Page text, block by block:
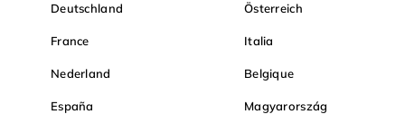
Deutschland Österreich
France Italia
Nederland Belgique
España Magyarország